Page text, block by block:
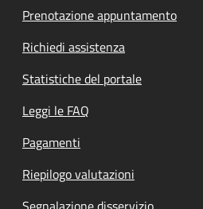
Prenotazione appuntamento
Richiedi assistenza
Statistiche del portale
Leggi le FAQ
Pagamenti
Riepilogo valutazioni